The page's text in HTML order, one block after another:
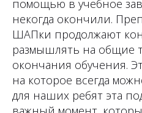
помощью в учебное
некогда окончили.
ШАПки продолжают
размышлять на общие
окончания обучения.
на которое всегда
для наших ребят эта